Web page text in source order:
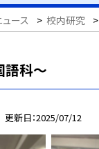
ース > 校内研究 >
科～
更新日 2025/07/12